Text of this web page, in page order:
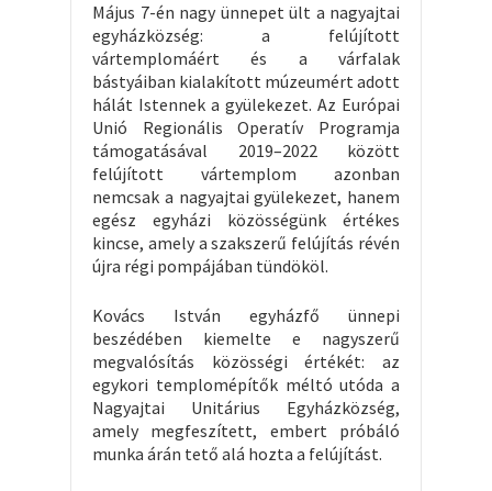
Május 7-én nagy ünnepet ült a nagyajtai
egyházközség: a felújított
vártemplomáért és a várfalak
bástyáiban kialakított múzeumért adott
hálát Istennek a gyülekezet. Az Európai
Unió Regionális Operatív Programja
támogatásával 2019–2022 között
felújított vártemplom azonban
nemcsak a nagyajtai gyülekezet, hanem
egész egyházi közösségünk értékes
kincse, amely a szakszerű felújítás révén
újra régi pompájában tündököl.
Kovács István egyházfő ünnepi
beszédében kiemelte e nagyszerű
megvalósítás közösségi értékét: az
egykori templomépítők méltó utóda a
Nagyajtai Unitárius Egyházközség,
amely megfeszített, embert próbáló
munka árán tető alá hozta a felújítást.